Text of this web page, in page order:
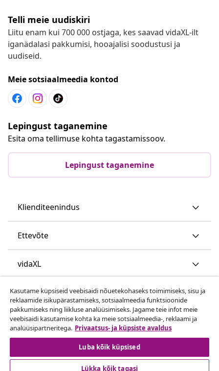
Telli meie uudiskiri
Liitu enam kui 700 000 ostjaga, kes saavad vidaXL-ilt
iganädalasi pakkumisi, hooajalisi soodustusi ja
uudiseid.
Meie sotsiaalmeedia kontod
Lepingust taganemine
Esita oma tellimuse kohta tagastamissoov.
Lepingust taganemine
Klienditeenindus
Ettevõte
vidaXL
Vaata rohkem
Kasutame küpsiseid veebisaidi nõuetekohaseks toimimiseks, sisu ja
reklaamide isikupärastamiseks, sotsiaalmeedia funktsioonide
pakkumiseks ning liikluse analüüsimiseks. Jagame teie infot meie
veebisaidi kasutamise kohta ka meie sotsiaalmeedia-, reklaami ja
analüüsipartneritega. Privaatsus- ja küpsiste avaldus
Luba kõik küpsised
Lükka kõik tagasi